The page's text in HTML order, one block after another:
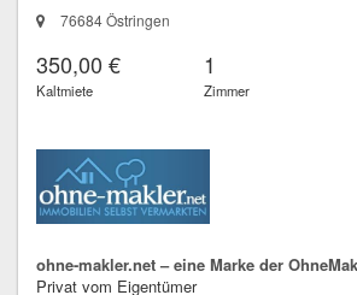
76684 Östringen
350,00 €
Kaltmiete
1
Zimmer
ohne-makler.net – eine Marke der
Privat vom Eigentümer